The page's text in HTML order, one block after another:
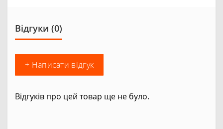
Відгуки (0)
+ Написати відгук
Відгуків про цей товар ще не було.